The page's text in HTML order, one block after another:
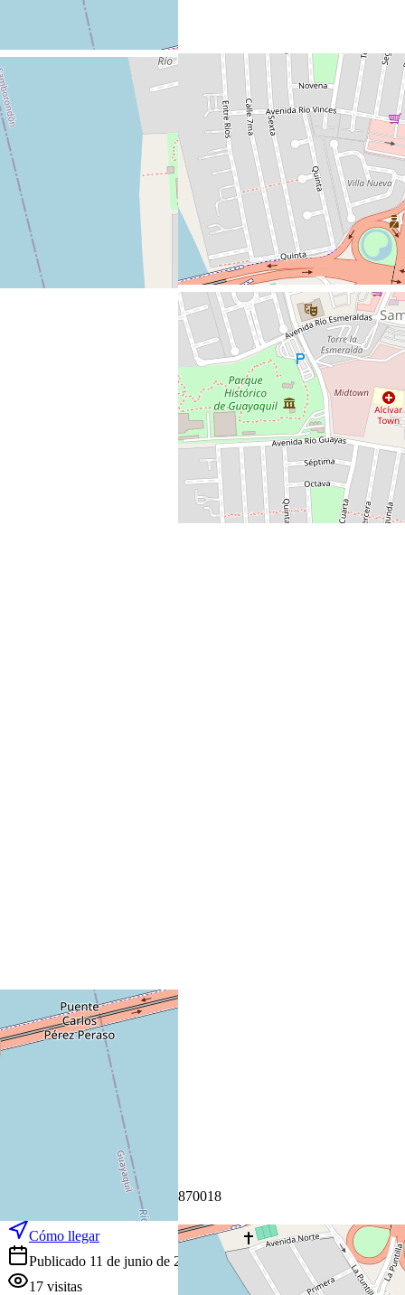
OpenStreetMap
-2.151235 -79.870018
Cómo llegar
Publicado 11 de junio de 2026
17 visitas